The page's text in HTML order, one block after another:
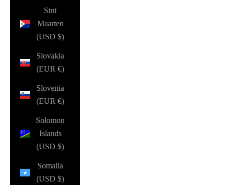
Sint
Maarten
(USD $)
Slovakia
(EUR €)
Slovenia
(EUR €)
Solomon
Islands
(USD $)
Somalia
(USD $)